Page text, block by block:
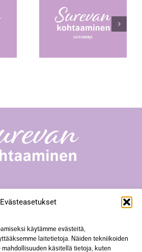
Evästeasetukset
käytämme evästeitä,
laitetietoja. Näiden tekniikoiden
käsitellä tietoja, kuten
-
Surevan
kohtaaminen -
toiminnan
23 A18, 40100 Jyväskylä
yhteystiedot